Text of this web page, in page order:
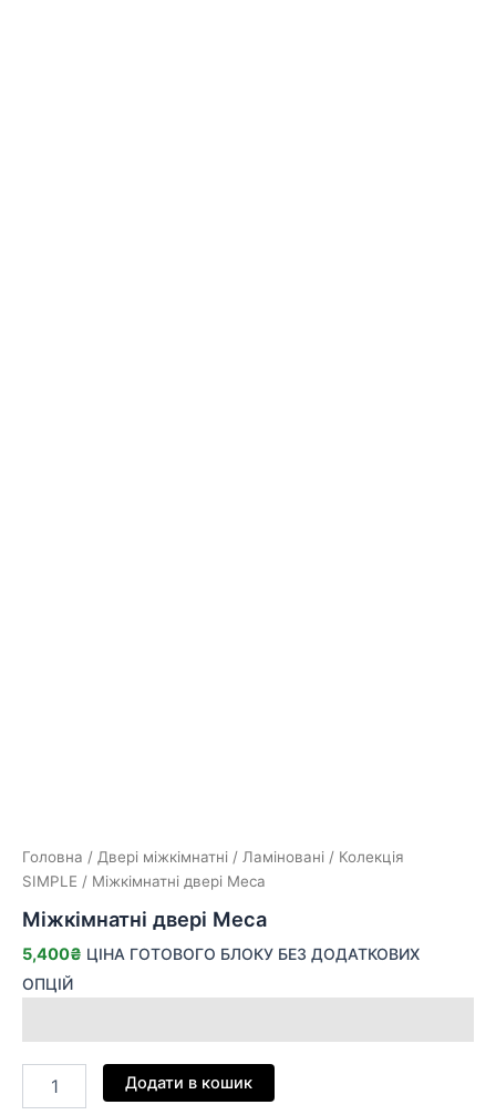
Головна / Двері міжкімнатні / Ламіновані / Колекція
SIMPLE / Міжкімнатні двері Меса
Міжкімнатні двері Меса
5,400₴ ЦІНА ГОТОВОГО БЛОКУ БЕЗ ДОДАТКОВИХ
ОПЦІЙ
Додати в кошик